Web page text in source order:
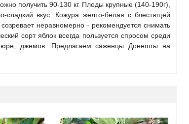
получить 90-130 кг. Плоды крупные (140-190г),
вкус. Кожура желто-белая с блестящей
неравномерно - рекомендуется снимать
сорт яблок всегда пользуется спросом среди
джемов. Предлагаем саженцы Донешты на